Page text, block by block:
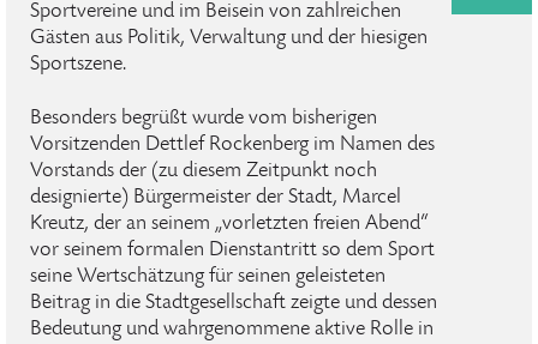
Sportvereine und im Beisein von zahlreichen
Gästen aus Politik, Verwaltung und der hiesigen
Sportszene.
Besonders begrüßt wurde vom bisherigen
Vorsitzenden Dettlef Rockenberg im Namen des
Vorstands der (zu diesem Zeitpunkt noch
designierte) Bürgermeister der Stadt, Marcel
Kreutz, der an seinem „vorletzten freien Abend“
vor seinem formalen Dienstantritt so dem Sport
seine Wertschätzung für seinen geleisteten
Beitrag in die Stadtgesellschaft zeigte und dessen
Bedeutung und wahrgenommene aktive Rolle in